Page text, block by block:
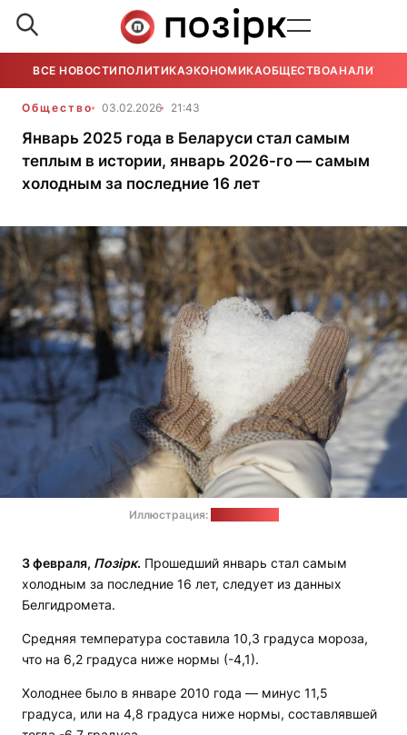
ВСЕ НОВОСТИ ПОЛИТИКАЭКОНОМИКАОБЩЕСТВОАНАЛИТИКА
Общество 03.02.2026 21:43
Январь 2025 года в Беларуси стал самым
теплым в истории, январь 2026-го — самым
холодным за последние 16 лет
Иллюстрация:
3 февраля, Позірк. Прошедший январь стал самым
холодным за последние 16 лет, следует из данных
Белгидромета.
Средняя температура составила 10,3 градуса мороза,
что на 6,2 градуса ниже нормы (-4,1).
Холоднее было в январе 2010 года — минус 11,5
градуса, или на 4,8 градуса ниже нормы, составлявшей